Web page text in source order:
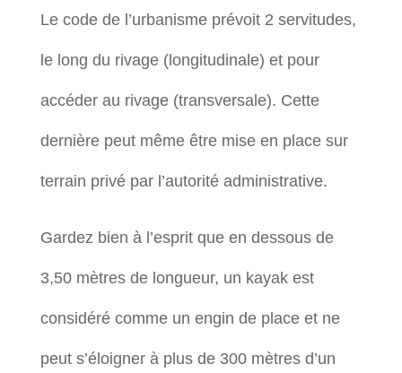
Le code de l’urbanisme prévoit 2 servitudes,
le long du rivage (longitudinale) et pour
accéder au rivage (transversale). Cette
dernière peut même être mise en place sur
terrain privé par l’autorité administrative.
Gardez bien à l’esprit que en dessous de
3,50 mètres de longueur, un kayak est
considéré comme un engin de place et ne
peut s’éloigner à plus de 300 mètres d’un